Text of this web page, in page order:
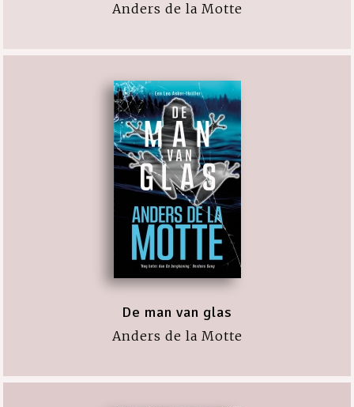
Anders de la Motte
De man van glas
Anders de la Motte